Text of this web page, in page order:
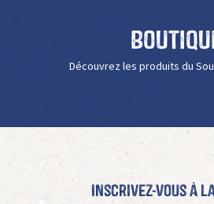
Découvrez les produits du
Inscrivez-vous à